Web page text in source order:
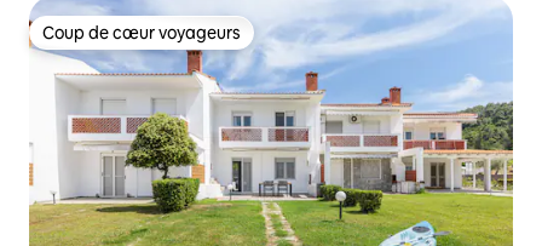
Coup de cœur voyageurs
Coup de cœur voyageurs